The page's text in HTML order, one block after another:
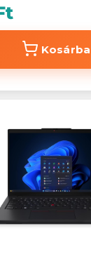
Kosárba